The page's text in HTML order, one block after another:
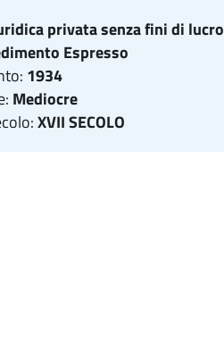
privata senza fini di lucro
Espresso
1934
Mediocre
XVII SECOLO